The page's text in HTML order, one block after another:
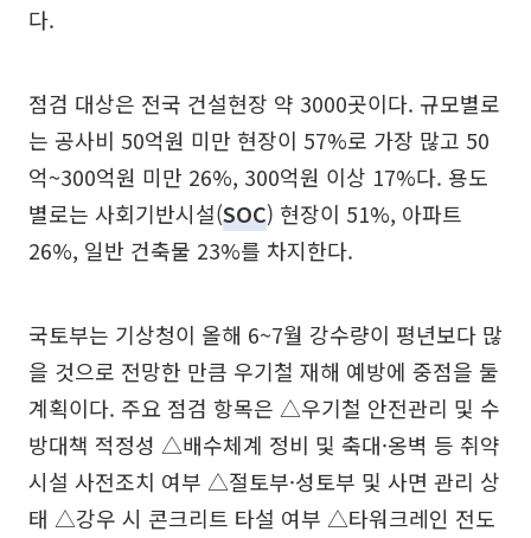
다.
점검 대상은 전국 건설현장 약 3000곳이다. 규모별로
는 공사비 50억원 미만 현장이 57%로 가장 많고 50
억~300억원 미만 26%, 300억원 이상 17%다. 용도
별로는 사회기반시설(SOC) 현장이 51%, 아파트
26%, 일반 건축물 23%를 차지한다.
국토부는 기상청이 올해 6~7월 강수량이 평년보다 많
을 것으로 전망한 만큼 우기철 재해 예방에 중점을 둘
계획이다. 주요 점검 항목은 △우기철 안전관리 및 수
방대책 적정성 △배수체계 정비 및 축대·옹벽 등 취약
시설 사전조치 여부 △절토부·성토부 및 사면 관리 상
태 △강우 시 콘크리트 타설 여부 △타워크레인 전도